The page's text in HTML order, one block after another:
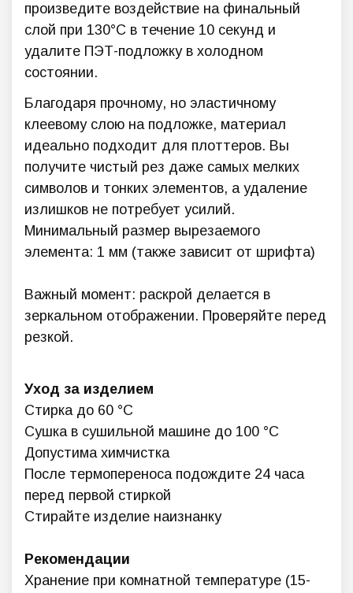
произведите воздействие на финальный
слой при 130°C в течение 10 секунд и
удалите ПЭТ-подложку в холодном
состоянии.
Благодаря прочному, но эластичному
клеевому слою на подложке, материал
идеально подходит для плоттеров. Вы
получите чистый рез даже самых мелких
символов и тонких элементов, а удаление
излишков не потребует усилий.
Минимальный размер вырезаемого
элемента: 1 мм (также зависит от шрифта)
Важный момент: раскрой делается в
зеркальном отображении. Проверяйте перед
резкой.
Уход за изделием
Стирка до 60 °C
Сушка в сушильной машине до 100 °C
Допустима химчистка
После термопереноса подождите 24 часа
перед первой стиркой
Стирайте изделие наизнанку
Рекомендации
Хранение при комнатной температуре (15-